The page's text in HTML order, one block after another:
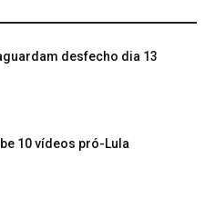
desfecho dia 13
10 vídeos pró-Lula